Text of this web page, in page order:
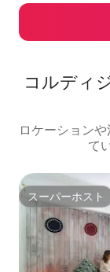
コルディ
ロケーション
て
スーパーホスト
スーパーホスト